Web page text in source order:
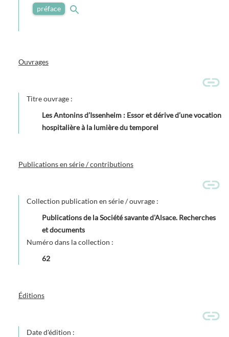
préface
Ouvrages
Titre ouvrage :
Les Antonins d’Issenheim : Essor et dérive d’une vocation
hospitalière à la lumière du temporel
Publications en série / contributions
Collection publication en série / ouvrage :
Publications de la Société savante d'Alsace. Recherches
et documents
Numéro dans la collection :
62
Éditions
Date d'édition :